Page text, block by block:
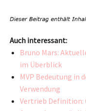
Auch interessant:
Bruno Mars:
im Überblick
MVP Bedeutung in
Verwendung
Vertrieb Definition: